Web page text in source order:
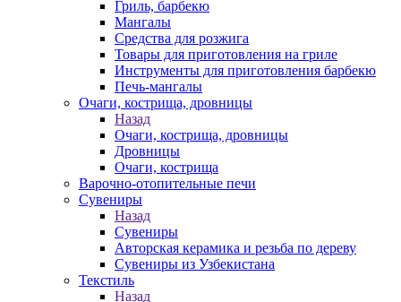
Гриль, барбекю
Мангалы
Средства для розжига
Товары для приготовления на гриле
Инструменты для приготовления барбекю
Печь-мангалы
Очаги, кострища, дровницы
Назад
Очаги, кострища, дровницы
Дровницы
Очаги, кострища
Варочно-отопительные печи
Сувениры
Назад
Сувениры
Авторская керамика и резьба по дереву
Сувениры из Узбекистана
Текстиль
Назад